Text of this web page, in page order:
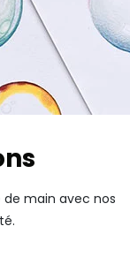
main avec nos